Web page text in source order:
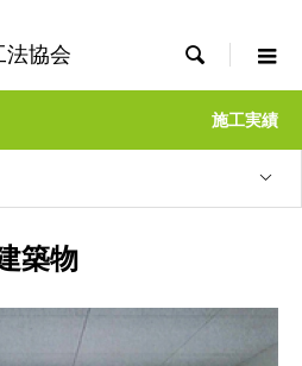
法協会 
施工実績
築物